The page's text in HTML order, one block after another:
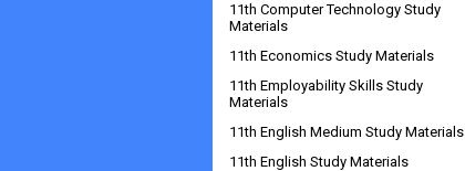
11th Computer Technology Study
Materials
11th Economics Study Materials
11th Employability Skills Study
Materials
11th English Medium Study Materials
11th English Study Materials